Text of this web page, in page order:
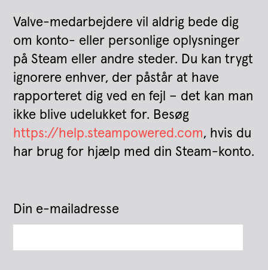
Valve-medarbejdere vil aldrig bede dig
om konto- eller personlige oplysninger
på Steam eller andre steder. Du kan trygt
ignorere enhver, der påstår at have
rapporteret dig ved en fejl – det kan man
ikke blive udelukket for. Besøg
https://help.steampowered.com, hvis du
har brug for hjælp med din Steam-konto.
Din e-mailadresse